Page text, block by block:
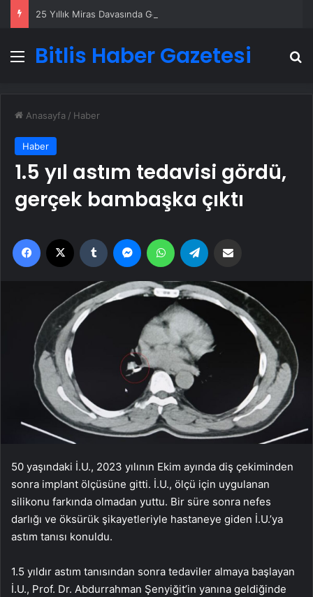
Menü
Bitlis Haber Gazetesi
Anasayfa / Haber
Haber
1.5 yıl astım tedavisi gördü,
gerçek bambaşka çıktı
Facebook Tumblr MessengerWhatsApp
50 yaşındaki İ.U., 2023 yılının Ekim ayında diş çekiminden
sonra implant ölçüsüne gitti. İ.U., ölçü için uygulanan
silikonu farkında olmadan yuttu. Bir süre sonra nefes
darlığı ve öksürük şikayetleriyle hastaneye giden İ.U.’ya
astım tanısı konuldu.
1.5 yıldır astım tanısından sonra tedaviler almaya başlayan
İ.U., Prof. Dr. Abdurrahman Şenyiğit’in yanına geldiğinde